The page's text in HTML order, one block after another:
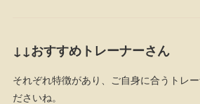
↓↓おすすめトレーナーさん
それぞれ特徴があり、ご自身に合うトレ
ださいね。